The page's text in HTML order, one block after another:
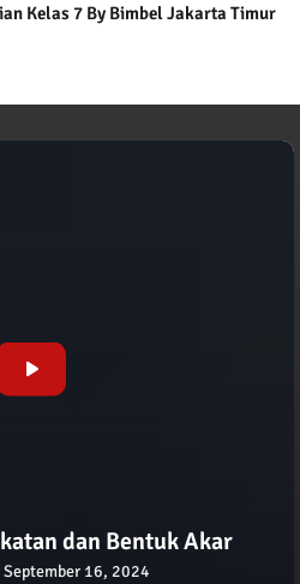
Kelas 7 By Bimbel Jakarta Timur
dan Bentuk Akar
16, 2024